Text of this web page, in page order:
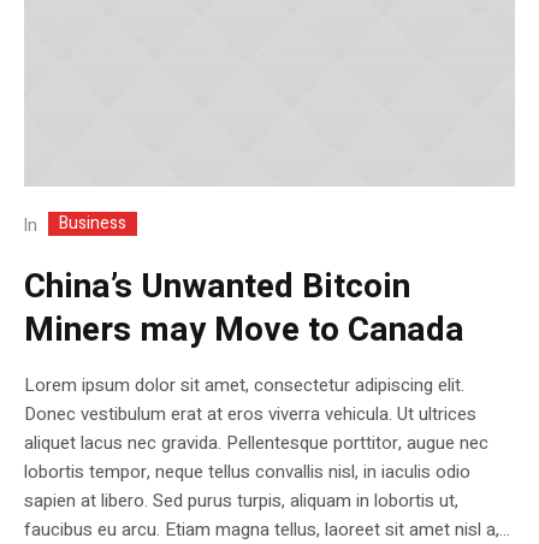
In Business
China’s Unwanted Bitcoin
Miners may Move to Canada
Lorem ipsum dolor sit amet, consectetur adipiscing elit.
Donec vestibulum erat at eros viverra vehicula. Ut ultrices
aliquet lacus nec gravida. Pellentesque porttitor, augue nec
lobortis tempor, neque tellus convallis nisl, in iaculis odio
sapien at libero. Sed purus turpis, aliquam in lobortis ut,
faucibus eu arcu. Etiam magna tellus, laoreet sit amet nisl a,...